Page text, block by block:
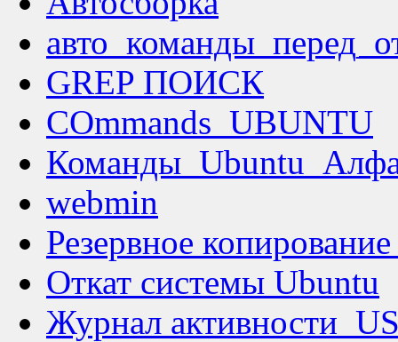
GREP ПОИСК
COmmands_UBUNTU
webmin
Резервное
Откат системы Ubuntu
Журнал